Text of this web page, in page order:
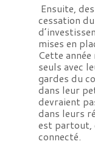
Ensuite,
cessation
mises en
Cette
seuls avec
gardes du
dans leur
devraient
dans leurs
est partout,
connecté.